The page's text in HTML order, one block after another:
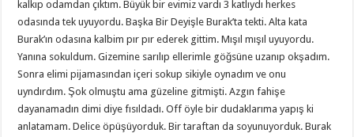
kalkıp odamdan çıktım. Büyük bir evimiz vardı 3 katlıydı herkes
odasında tek uyuyordu. Başka Bir Deyişle Burak’ta tekti. Alta kata
Burak’ın odasına kalbim pır pır ederek gittim. Mışıl mışıl uyuyordu.
Yanına sokuldum. Gizemine sarılıp ellerimle göğsüne uzanıp okşadım.
Sonra elimi pijamasından içeri sokup sikiyle oynadım ve onu
uyndırdım. Şok olmuştu ama güzeline gitmişti. Azgın fahişe
dayanamadın dimi diye fısıldadı. Off öyle bir dudaklarıma yapış ki
anlatamam. Delice öpüşüyorduk. Bir taraftan da soyunuyorduk. Burak